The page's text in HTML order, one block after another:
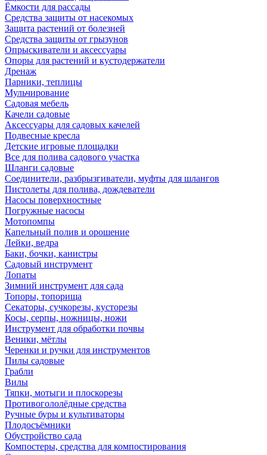
Ёмкости для рассады
Средства защиты от насекомых
Защита растений от болезней
Средства защиты от грызунов
Опрыскиватели и аксессуары
Опоры для растений и кустодержатели
Дренаж
Парники, теплицы
Мульчирование
Садовая мебель
Качели садовые
Аксессуары для садовых качелей
Подвесные кресла
Детские игровые площадки
Все для полива садового участка
Шланги садовые
Соединители, разбрызгиватели, муфты для шлангов
Пистолеты для полива, дождеватели
Насосы поверхностные
Погружные насосы
Мотопомпы
Капельный полив и орошение
Лейки, ведра
Баки, бочки, канистры
Садовый инструмент
Лопаты
Зимний инструмент для сада
Топоры, топорища
Секаторы, сучкорезы, кусторезы
Косы, серпы, ножницы, ножи
Инструмент для обработки почвы
Веники, мётлы
Черенки и ручки для инструментов
Пилы садовые
Грабли
Вилы
Тяпки, мотыги и плоскорезы
Противогололёдные средства
Ручные буры и культиваторы
Плодосъёмники
Обустройство сада
Компостеры, средства для компостирования